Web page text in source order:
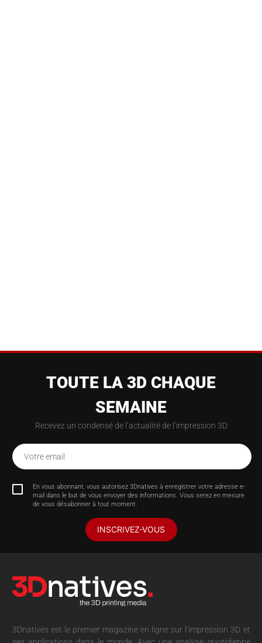
TOUTE LA 3D CHAQUE
SEMAINE
Recevez un condensé de l’actualité de l’impression 3D
Votre email
En vous abonnant, vous autorisez 3Dnatives à enregistrer votre adresse e-
mail dans le but de vous envoyer des informations. Vous serez en mesure
de vous désabonner à tout moment.
INSCRIVEZ-VOUS
3Dnatives est le premier magazine en ligne sur l’impression 3D et